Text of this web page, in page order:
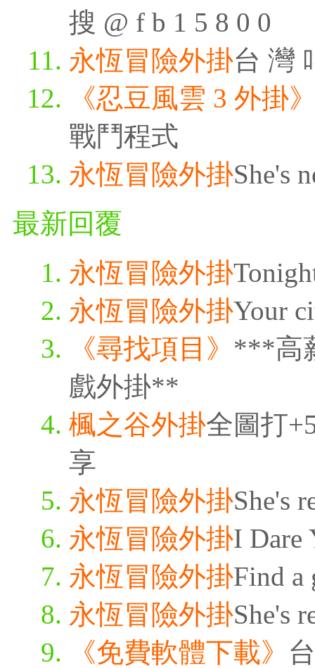
搜 @ f b 1 5 8 0 0
永恆冒險外掛台 灣
《忍豆風雲 3 外掛
戰鬥程式
永恆冒險外掛She's
最新回覆
永恆冒險外掛
永恆冒險外掛Your
《尋找項目》 ***高
戲外掛**
楓之谷外掛全圖打
享
永恆冒險外掛She's
永恆冒險外掛I Dare
永恆冒險外掛Find a
永恆冒險外掛She's
《免費軟體下載》